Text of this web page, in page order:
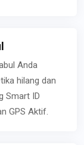
Anda
hilang dan
Smart ID
GPS Aktif.